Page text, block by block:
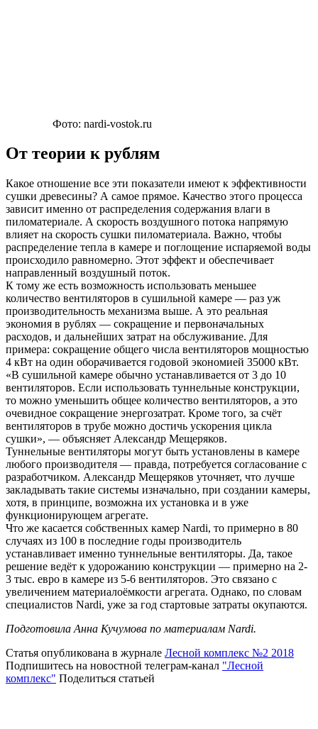
Фото: nardi-vostok.ru
От теории к рублям
Какое отношение все эти показатели имеют к эффективности
сушки древесины? А самое прямое. Качество этого процесса
зависит именно от распределения содержания влаги в
пиломатериале. А скорость воздушного потока напрямую
влияет на скорость сушки пиломатериала. Важно, чтобы
распределение тепла в камере и поглощение испаряемой воды
происходило равномерно. Этот эффект и обеспечивает
направленный воздушный поток.
К тому же есть возможность использовать меньшее
количество вентиляторов в сушильной камере — раз уж
производительность механизма выше. А это реальная
экономия в рублях — сокращение и первоначальных
расходов, и дальнейших затрат на обслуживание. Для
примера: сокращение общего числа вентиляторов мощностью
4 кВт на один оборачивается годовой экономией 35000 кВт.
«В сушильной камере обычно устанавливается от 3 до 10
вентиляторов. Если использовать туннельные конструкции,
то можно уменьшить общее количество вентиляторов, а это
очевидное сокращение энергозатрат. Кроме того, за счёт
вентиляторов в трубе можно достичь ускорения цикла
сушки», — объясняет Александр Мещеряков.
Туннельные вентиляторы могут быть установлены в камере
любого производителя — правда, потребуется согласование с
разработчиком. Александр Мещеряков уточняет, что лучше
закладывать такие системы изначально, при создании камеры,
хотя, в принципе, возможна их установка и в уже
функционирующем агрегате.
Что же касается собственных камер Nardi, то примерно в 80
случаях из 100 в последние годы производитель
устанавливает именно туннельные вентиляторы. Да, такое
решение ведёт к удорожанию конструкции — примерно на 2-
3 тыс. евро в камере из 5-6 вентиляторов. Это связано с
увеличением материалоёмкости агрегата. Однако, по словам
специалистов Nardi, уже за год стартовые затраты окупаются.
Подготовила Анна Кучумова по материалам Nardi.
Статья опубликована в журнале Лесной комплекс №2 2018
Подпишитесь на новостной телеграм-канал "Лесной
комплекс" Поделиться статьей